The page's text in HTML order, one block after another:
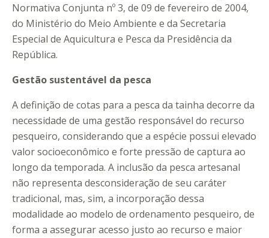
Normativa Conjunta nº 3, de 09 de fevereiro de 2004,
do Ministério do Meio Ambiente e da Secretaria
Especial de Aquicultura e Pesca da Presidência da
República.
Gestão sustentável da pesca
A definição de cotas para a pesca da tainha decorre da
necessidade de uma gestão responsável do recurso
pesqueiro, considerando que a espécie possui elevado
valor socioeconômico e forte pressão de captura ao
longo da temporada. A inclusão da pesca artesanal
não representa desconsideração de seu caráter
tradicional, mas, sim, a incorporação dessa
modalidade ao modelo de ordenamento pesqueiro, de
forma a assegurar acesso justo ao recurso e maior